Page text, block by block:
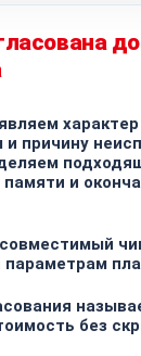
до
причину
памяти и
параметрам
без